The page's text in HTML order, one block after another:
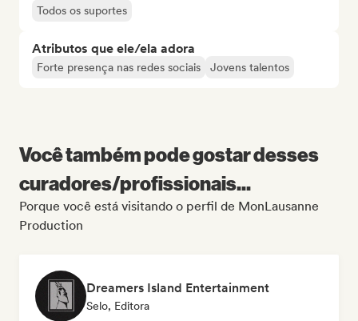
Todos os suportes
Atributos que ele/ela adora
Forte presença nas redes sociais Jovens talentos
Você também pode gostar desses
curadores/profissionais...
Porque você está visitando o perfil de MonLausanne
Production
Dreamers Island Entertainment
Selo, Editora